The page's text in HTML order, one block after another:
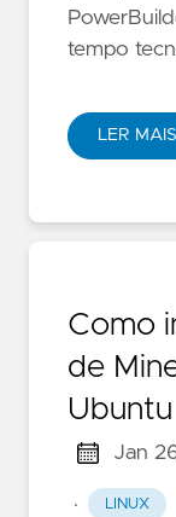
tempo
LER MAIS
Como
de
Ubuntu
Jan
· LINUX